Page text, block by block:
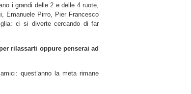
i grandi delle 2 e delle 4 ruote,
Emanuele Pirro, Pier Francesco
ci si diverte cercando di far
rilassarti oppure penserai ad
quest’anno la meta rimane